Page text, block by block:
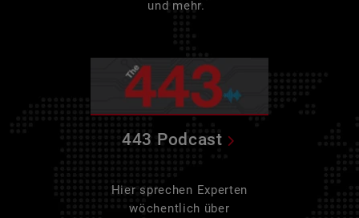
und mehr.
443 Podcast
Hier sprechen Experten
wöchentlich über